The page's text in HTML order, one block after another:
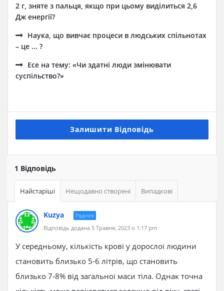
2 г, зняте з пальця, якщо при цьому виділиться 2,6
Дж енергії?
Наука, що вивчає процеси в людських спільнотах
– це ... ?
Есе на тему: «Чи здатні люди змінювати
суспільство?»
Залишити Відповідь
1 Відповідь
Найстаріші Нещодавно створені Випадкові
Kuzya
Радник
Відповідь додана 5 Травня, 2023 о 1:17 pm
У середньому, кількість крові у дорослої людини
становить близько 5-6 літрів, що становить
близько 7-8% від загальної маси тіла. Однак точна